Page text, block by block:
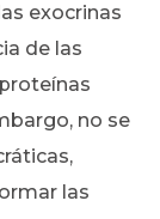
exocrinas
de las
no se
las